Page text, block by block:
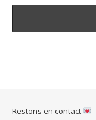
Restons en contact